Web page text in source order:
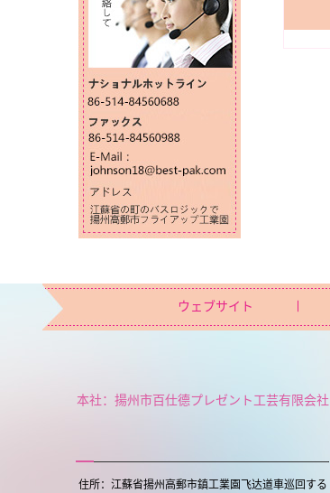
ウェブサイト
本社：揚州市百仕德プレゼント工芸有限会社
住所：江蘇省揚州高郵市鎮工業園飞达道車巡回する